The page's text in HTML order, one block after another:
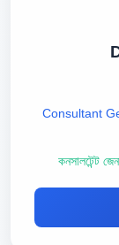
Consultant
কনসালটেন্ট